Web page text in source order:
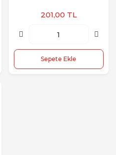
201,00 TL
Sepete Ekle